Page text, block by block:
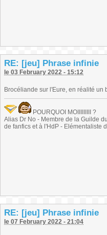
RE: [jeu] Phrase infinie
le 03 February 2022 - 15:12
Brocéliande sur l'Eure, en réalité un
POURQUOI MOIIIIIIIII ?
Alias Dr No - Membre de la Guilde
de fanfics et à l'HdP - Elémentaliste
RE: [jeu] Phrase infinie
le 07 February 2022 - 21:04